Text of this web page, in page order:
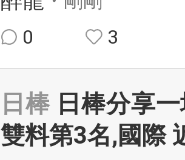
0
3
日棒 日棒分享
雙料第3名,國際